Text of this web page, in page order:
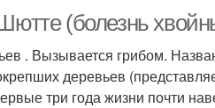
(болезнь
. Вызывается грибом.
деревьев
три года жизни почти